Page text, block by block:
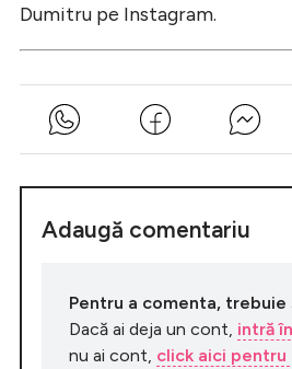
Dumitru pe Instagram.
Adaugă comentariu
Pentru a comenta, trebuie
Dacă ai deja un cont, intră
nu ai cont, click aici pentru